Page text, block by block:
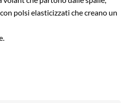
polsi elasticizzati che creano un